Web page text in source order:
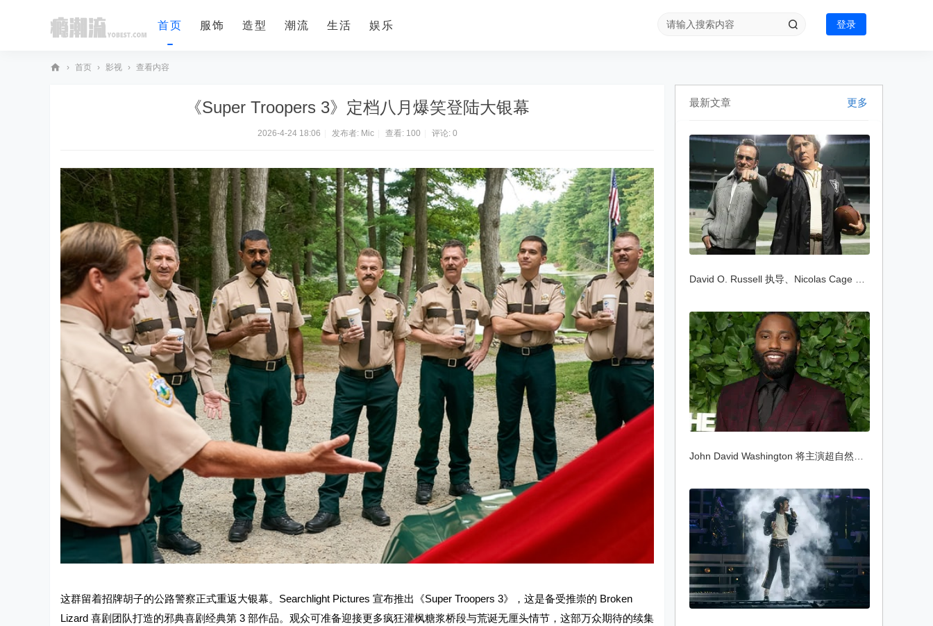
首页 服饰 造型 潮流 生活 娱乐 登录
› 首页 › 影视 › 查看内容
《Super Troopers 3》定档八月爆笑登陆大银幕
2026-4-24 18:06 发布者: Mic 查看: 100 评论: 0
这群留着招牌胡子的公路警察正式重返大银幕。Searchlight Pictures 宣布推出《Super Troopers 3》，这是备受推崇的 Broken
Lizard 喜剧团队打造的邪典喜剧经典第 3 部作品。观众可准备迎接更多疯狂灌枫糖浆桥段与荒诞无厘头情节，这部万众期待的续集
最新文章 更多